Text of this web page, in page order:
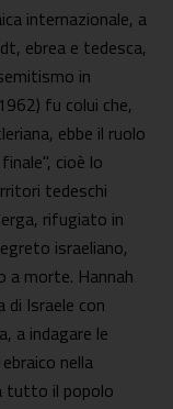
internazionale, a
ebrea e tedesca,
in
fu colui che,
ebbe il ruolo
cioè lo
tedeschi
rifugiato in
israeliano,
a morte. Hannah
di Israele con
a indagare le
nella
tutto il popolo